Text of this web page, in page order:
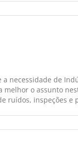
necessidade de
melhor o assunto
ruídos, inspeções